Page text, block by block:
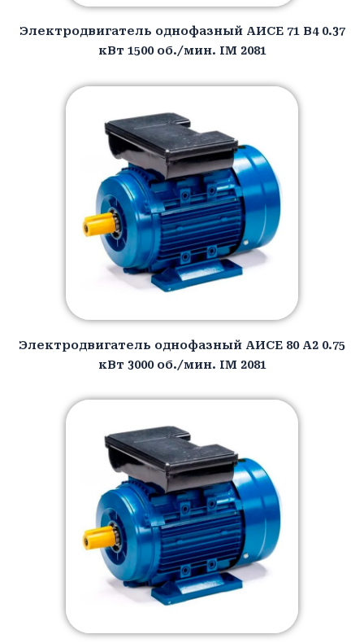
Электродвигатель однофазный АИCЕ 71 B4 0.37
кВт 1500 об./мин. IM 2081
Электродвигатель однофазный АИCЕ 80 A2 0.75
кВт 3000 об./мин. IM 2081